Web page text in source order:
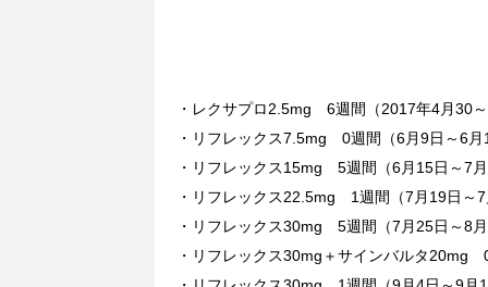
・レクサプロ2.5mg 6週間（2017年4月30
・リフレックス7.5mg 0週間（6月9日～6月
・リフレックス15mg 5週間（6月15日～7
・リフレックス22.5mg 1週間（7月19日～
・リフレックス30mg 5週間（7月25日～8
・リフレックス30mg＋サインバルタ20mg